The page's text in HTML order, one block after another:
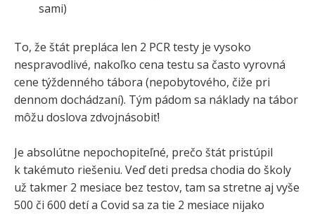
sami)
To, že štát prepláca len 2 PCR testy je vysoko
nespravodlivé, nakoľko cena testu sa často vyrovná
cene týždenného tábora (nepobytového, čiže pri
dennom dochádzaní). Tým pádom sa náklady na tábor
môžu doslova zdvojnásobiť!
Je absolútne nepochopiteľné, prečo štát pristúpil
k takémuto riešeniu. Veď deti predsa chodia do školy
už takmer 2 mesiace bez testov, tam sa stretne aj vyše
500 či 600 detí a Covid sa za tie 2 mesiace nijako